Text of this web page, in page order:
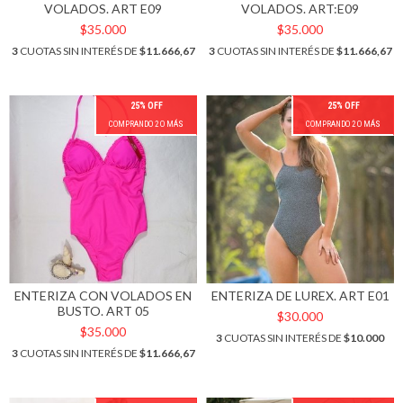
VOLADOS. ART E09
$35.000
3CUOTAS SIN INTERÉS DE $11.666,67
VOLADOS. ART:E09
$35.000
3CUOTAS SIN INTERÉS DE $11.666,67
25% OFF
COMPRANDO 2 O MÁS
ENTERIZA CON VOLADOS EN
BUSTO. ART 05
$35.000
3CUOTAS SIN INTERÉS DE $11.666,67
25% OFF
COMPRANDO 2 O MÁS
ENTERIZA DE LUREX. ART E01
$30.000
3 CUOTAS SIN INTERÉS DE $10.000